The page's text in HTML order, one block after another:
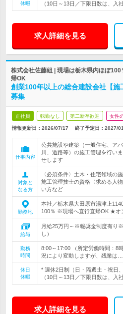
休暇
（10日～13日／下限日数は、入
求人詳細を見る
株式会社佐藤組 | 現場は栃木県内ほぼ
帰OK
創業100年以上の総合建設会社【
募集
正社員 転勤なし 第二新卒歓迎 女性
情報更新日：2026/07/17 終了予定日： 2027/
仕事内容
公共施設や建築（一般住宅、ア
川、道路等）の施工管理を行い
せします
対象と
なる方
〈必須条件〉土木・住宅領域の
施工管理技士の資格〈求める人
い方など
勤務地
本社／栃木県大田原市湯津上
100％ ※現場へ直行直帰OK ★オ
給与
月給25万円～※報奨金制度有り
し）
勤務
時間
8:00～17:00 （所定労働時間：
況により変動しますが、残業は…
休日
休暇
* 週休2日制（日・隔週土・祝日
（10日～13日／下限日数は、入
求人詳細を見る